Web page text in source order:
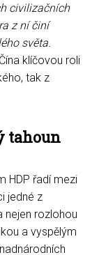
civilizačních
z ní činí
světa.
klíčovou roli
tak z
tahoun
HDP řadí mezi
jedné z
nejen rozlohou
a vyspělým